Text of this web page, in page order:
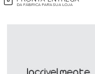
DA FÁBRICA PARA SUA LOJA